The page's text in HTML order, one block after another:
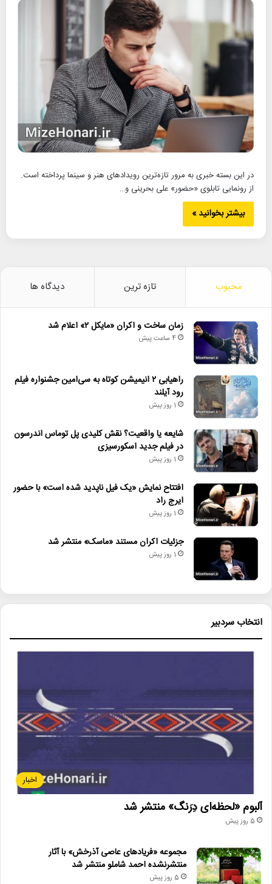
در این بسته خبری به مرور تازه‌ترین رویدادهای هنر و سینما پرداخته است.
از رونمایی تابلوی «حضور» علی بحرینی و…
بیشتر بخوانید »
محبوب تازه ترین دیدگاه ها
زمان ساخت و اکران «مایکل ۲» اعلام شد
4 ساعت پیش
راهیابی ۲ انیمیشن کوتاه به سی‌امین جشنواره فیلم
رود آیلند
1 روز پیش
شایعه یا واقعیت؟ نقش کلیدی پل توماس اندرسون
در فیلم جدید اسکورسیزی
1 روز پیش
افتتاح نمایش «یک فیل ناپدید شده است» با حضور
ایرج راد
1 روز پیش
جزئیات اکران مستند «ماسک» منتشر شد
1 روز پیش
انتخاب سردبیر
اخبار
آلبوم «لحظه‌ای دِرَنگ» منتشر شد
5 روز پیش
مجموعه «فریادهای عاصی آذرخش» با آثار
منتشرنشده احمد شاملو منتشر شد
5 روز پیش